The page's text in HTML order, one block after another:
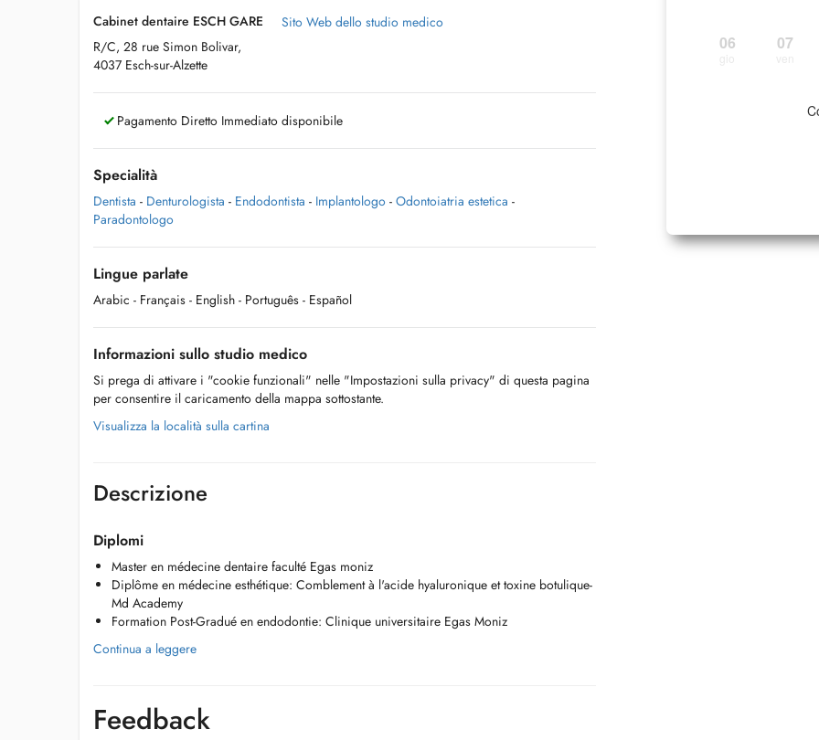
06 07
Cabinet dentaire ESCH GARE
R/C, 28 rue Simon Bolivar,
4037 Esch-sur-Alzette
Sito Web dello studio medico
Pagamento Diretto Immediato disponibile
Specialità
Dentista - Denturologista - Endodontista - Implantologo - Odontoiatria estetica -
Paradontologo
Lingue parlate
Arabic - Français - English - Português - Español
Informazioni sullo studio medico
Si prega di attivare i "cookie funzionali" nelle "Impostazioni sulla privacy" di questa pagina
per consentire il caricamento della mappa sottostante.
Visualizza la località sulla cartina
Descrizione
Diplomi
Master en médecine dentaire faculté Egas moniz
Diplôme en médecine esthétique: Comblement à l'acide hyaluronique et toxine botulique-
Md Academy
Formation Post-Gradué en endodontie: Clinique universitaire Egas Moniz
Continua a leggere
Feedback